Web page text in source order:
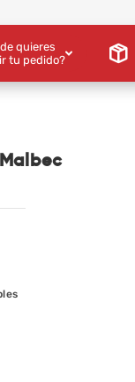
quieres
tu pedido?